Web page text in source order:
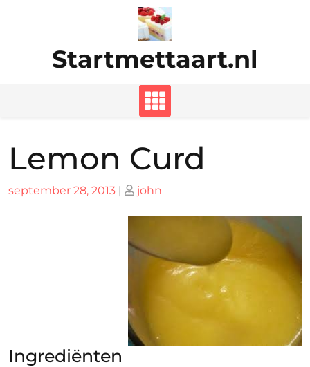
Startmettaart.nl
Lemon Curd
Geplaatst
september 28, 2013 | Geplaatst
john
Ingrediënten